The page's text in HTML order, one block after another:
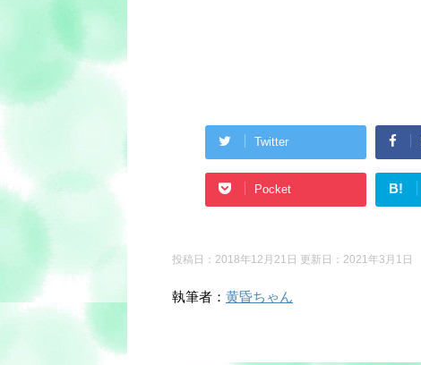
Twitter
Pocket B!
投稿日：2018年12月21日 更新日： 2021年3月1日
執筆者： 黄昏ちゃん